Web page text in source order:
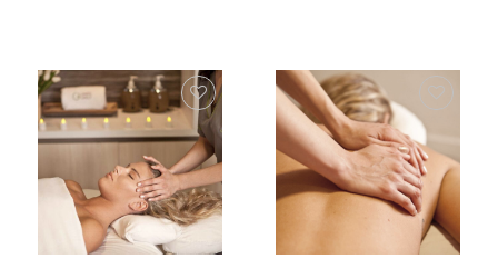
Agregar
a la lista
de
deseos
Agregar
a la lista
de
deseos